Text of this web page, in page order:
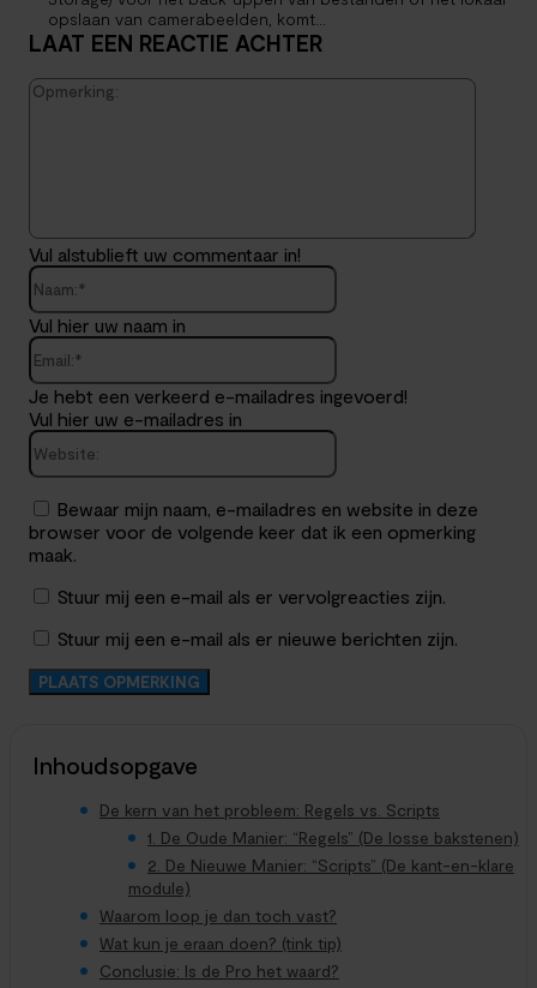
opslaan van camerabeelden, komt...
LAAT EEN REACTIE ACHTER
Vul alstublieft uw commentaar in!
Naam:*
Vul hier uw naam in
Email:*
Je hebt een verkeerd e-mailadres ingevoerd!
Vul hier uw e-mailadres in
Website:
Bewaar mijn naam, e-mailadres en website in deze
browser voor de volgende keer dat ik een opmerking
maak.
Stuur mij een e-mail als er vervolgreacties zijn.
Stuur mij een e-mail als er nieuwe berichten zijn.
Inhoudsopgave
De kern van het probleem: Regels vs. Scripts
1. De Oude Manier: “Regels” (De losse bakstenen)
2. De Nieuwe Manier: “Scripts” (De kant-en-klare
module)
Waarom loop je dan toch vast?
Wat kun je eraan doen? (tink tip)
Conclusie: Is de Pro het waard?